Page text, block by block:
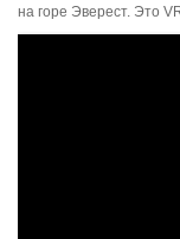
на горе Эверест. Это